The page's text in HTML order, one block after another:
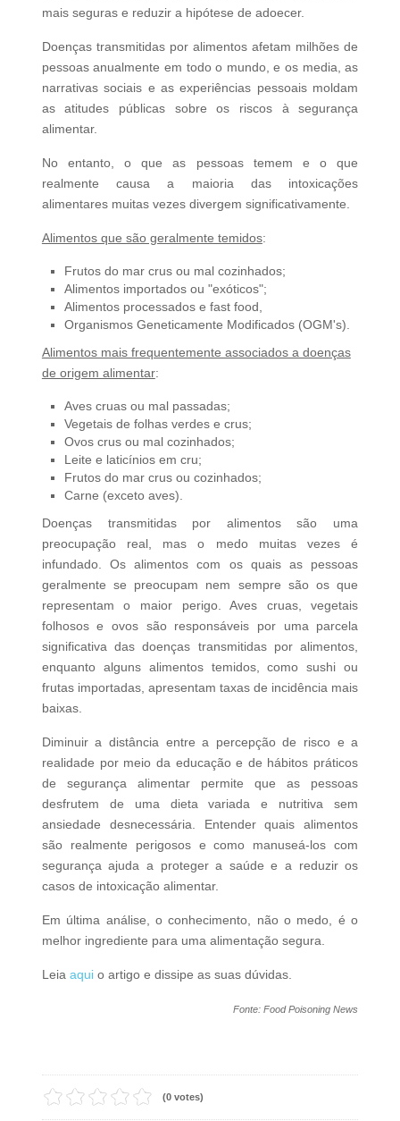
mais seguras e reduzir a hipótese de adoecer.
Doenças transmitidas por alimentos afetam milhões de
pessoas anualmente em todo o mundo, e os media, as
narrativas sociais e as experiências pessoais moldam
as atitudes públicas sobre os riscos à segurança
alimentar.
No entanto, o que as pessoas temem e o que
realmente causa a maioria das intoxicações
alimentares muitas vezes divergem significativamente.
Alimentos que são geralmente temidos:
Frutos do mar crus ou mal cozinhados;
Alimentos importados ou "exóticos";
Alimentos processados e fast food,
Organismos Geneticamente Modificados (OGM's).
Alimentos mais frequentemente associados a doenças
de origem alimentar:
Aves cruas ou mal passadas;
Vegetais de folhas verdes e crus;
Ovos crus ou mal cozinhados;
Leite e laticínios em cru;
Frutos do mar crus ou cozinhados;
Carne (exceto aves).
Doenças transmitidas por alimentos são uma
preocupação real, mas o medo muitas vezes é
infundado. Os alimentos com os quais as pessoas
geralmente se preocupam nem sempre são os que
representam o maior perigo. Aves cruas, vegetais
folhosos e ovos são responsáveis por uma parcela
significativa das doenças transmitidas por alimentos,
enquanto alguns alimentos temidos, como sushi ou
frutas importadas, apresentam taxas de incidência mais
baixas.
Diminuir a distância entre a percepção de risco e a
realidade por meio da educação e de hábitos práticos
de segurança alimentar permite que as pessoas
desfrutem de uma dieta variada e nutritiva sem
ansiedade desnecessária. Entender quais alimentos
são realmente perigosos e como manuseá-los com
segurança ajuda a proteger a saúde e a reduzir os
casos de intoxicação alimentar.
Em última análise, o conhecimento, não o medo, é o
melhor ingrediente para uma alimentação segura.
Leia aqui o artigo e dissipe as suas dúvidas.
Fonte: Food Poisoning News
(0 votes)